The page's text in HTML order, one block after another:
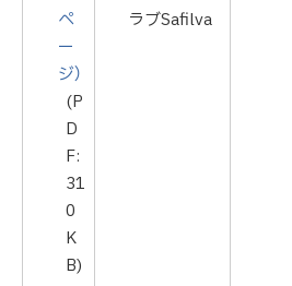
ペ
ー
ジ）
(P
D
F:
31
0
K
B)
ラブSafilva